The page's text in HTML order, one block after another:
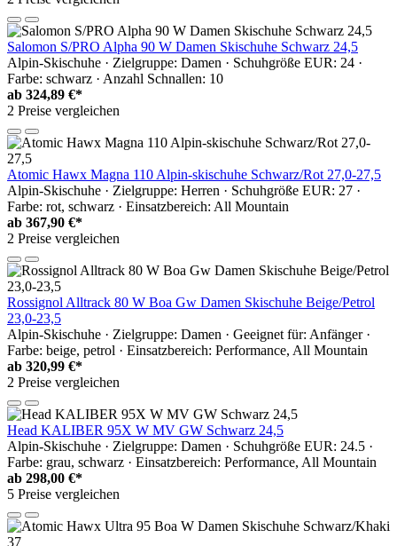
Salomon S/PRO Alpha 90 W Damen Skischuhe Schwarz 24,5
Alpin-Skischuhe · Zielgruppe: Damen · Schuhgröße EUR: 24 ·
Farbe: schwarz · Anzahl Schnallen: 10
ab 324,89 €*
2 Preise vergleichen
Atomic Hawx Magna 110 Alpin-skischuhe Schwarz/Rot 27,0-27,5
Alpin-Skischuhe · Zielgruppe: Herren · Schuhgröße EUR: 27 ·
Farbe: rot, schwarz · Einsatzbereich: All Mountain
ab 367,90 €*
2 Preise vergleichen
Rossignol Alltrack 80 W Boa Gw Damen Skischuhe Beige/Petrol
23,0-23,5
Alpin-Skischuhe · Zielgruppe: Damen · Geeignet für: Anfänger ·
Farbe: beige, petrol · Einsatzbereich: Performance, All Mountain
ab 320,99 €*
2 Preise vergleichen
Head KALIBER 95X W MV GW Schwarz 24,5
Alpin-Skischuhe · Zielgruppe: Damen · Schuhgröße EUR: 24.5 ·
Farbe: grau, schwarz · Einsatzbereich: Performance, All Mountain
ab 298,00 €*
5 Preise vergleichen